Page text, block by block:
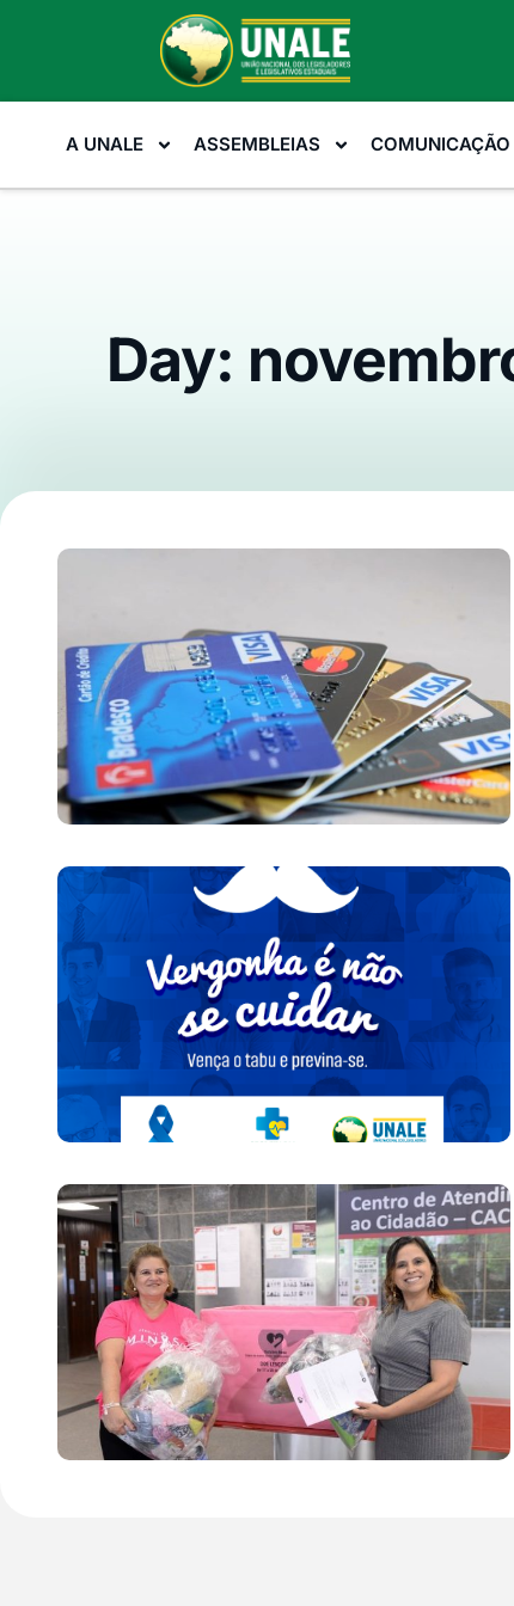
A UNALE ASSEMBLEIAS COMUNICAÇÃO
Day: